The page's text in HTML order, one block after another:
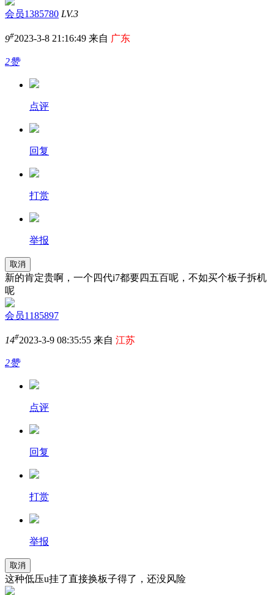
会员1385780 LV.3
9#2023-3-8 21:16:49 来自 广东
2赞
点评
回复
打赏
举报
取消
新的肯定贵啊，一个四代i7都要四五百呢，不如买个板子拆机
呢
会员1185897
14#2023-3-9 08:35:55 来自 江苏
2赞
点评
回复
打赏
举报
取消
这种低压u挂了直接换板子得了，还没风险